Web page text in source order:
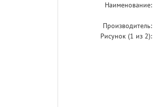
Наименование:
Производитель:
Рисунок (1 из 2):